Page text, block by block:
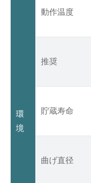
環
境
動作温度
推奨
貯蔵寿命
曲げ直径